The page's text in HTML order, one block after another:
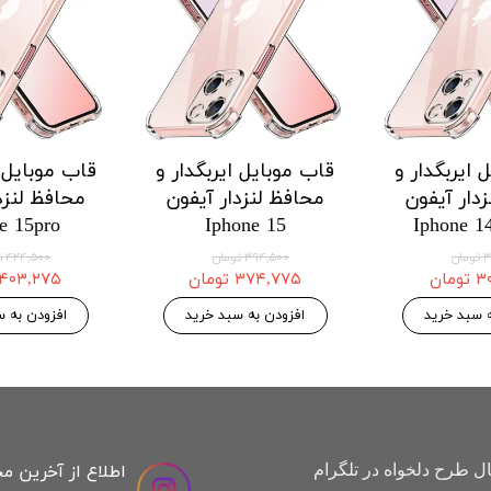
قاب موبایل
محافظ
X9a
افزودن به
قاب موبایل ایربگدار و
محافظ لنزدار هواوی
Huawei Honor X8a
۱۲۱,۱۲۵ تومان
افزودن به سبد خرید
ایربگدار و
هواوی
Huawei
طرح دلخواه در تلگرام اطلاع از